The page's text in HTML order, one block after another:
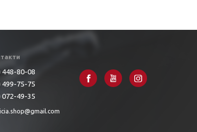
448-80-08
499-75-75
072-49-35